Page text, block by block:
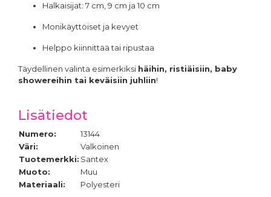
Halkaisijat: 7 cm, 9 cm ja 10 cm
Monikäyttöiset ja kevyet
Helppo kiinnittää tai ripustaa
Täydellinen valinta esimerkiksi häihin, ristiäisiin, baby
showereihin tai keväisiin juhliin!
Lisätiedot
Numero:
13144
Väri:
Valkoinen
Tuotemerkki: Santex
Muoto:
Muu
Materiaali:
Polyesteri